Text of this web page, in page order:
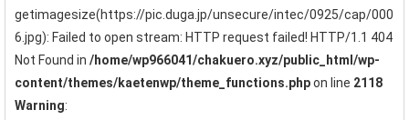
getimagesize(https://pic.duga.jp/unsecure/intec/0925/cap/000
6.jpg): Failed to open stream: HTTP request failed! HTTP/1.1 404
Not Found in /home/wp966041/chakuero.xyz/public_html/wp-
content/themes/kaetenwp/theme_functions.phpon line 2118
Warning: